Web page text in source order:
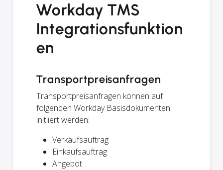
Workday TMS
Integrationsfunktion
en
Transportpreisanfragen
Transportpreisanfragen können auf
folgenden Workday Basisdokumenten
initiiert werden:
Verkaufsauftrag
Einkaufsauftrag
Angebot